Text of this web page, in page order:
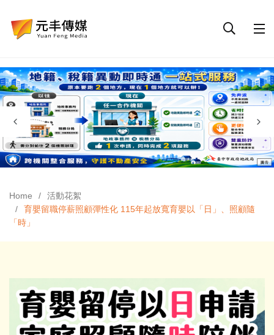
Home
活動花絮
育嬰留職停薪照顧彈性化 115年起放寬育嬰以「日」、照顧隨
「時」